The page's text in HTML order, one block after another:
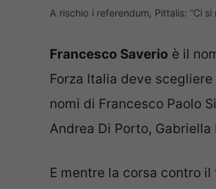
A rischio i referendum, Pittalis: “Ci
Francesco Saverio è il
Forza Italia deve
nomi di Francesco Paolo
Andrea Di Porto,
E mentre la corsa contro